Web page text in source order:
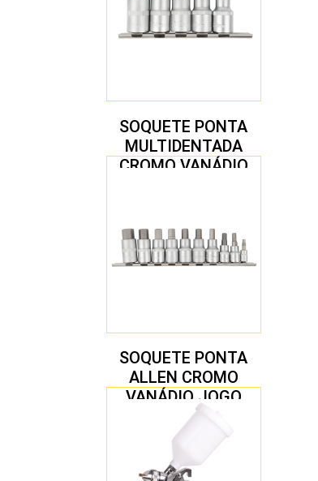
SOQUETE PONTA
MULTIDENTADA
CROMO VANÁDIO
SOQUETE PONTA
ALLEN CROMO
VANÁDIO JOGO
COM 10 PEÇAS